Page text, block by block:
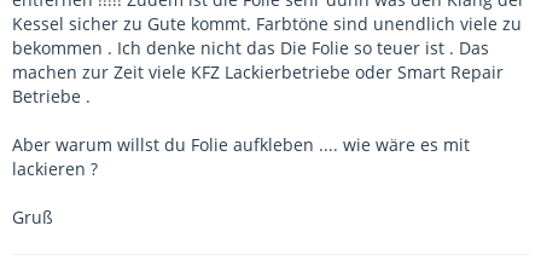
Kessel sicher zu Gute kommt. Farbtöne sind unendlich viele zu
bekommen . Ich denke nicht das Die Folie so teuer ist . Das
machen zur Zeit viele KFZ Lackierbetriebe oder Smart Repair
Betriebe .
Aber warum willst du Folie aufkleben .... wie wäre es mit
lackieren ?
Gruß